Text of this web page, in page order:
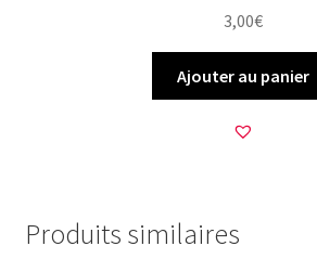
3,00€
Ajouter au panier
Produits similaires